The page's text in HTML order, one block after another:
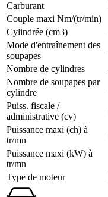
Carburant
Couple maxi Nm/(tr/min)
Cylindrée (cm3)
Mode d'entraînement des
soupapes
Nombre de cylindres
Nombre de soupapes par
cylindre
Puiss. fiscale /
administrative (cv)
Puissance maxi (ch) à
tr/mn
Puissance maxi (kW) à
tr/mn
Type de moteur